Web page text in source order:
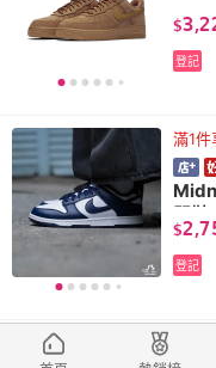
$
登記
滿1
$
登記
滿1